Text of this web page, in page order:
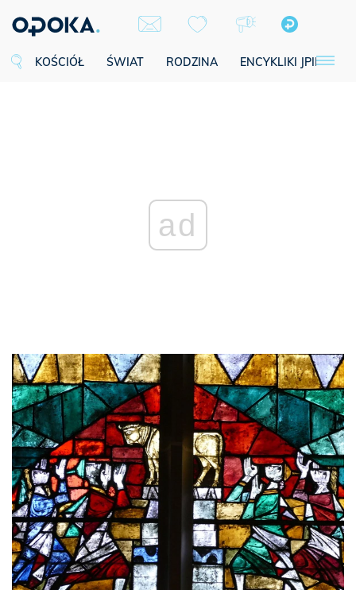
KOŚCIÓŁ ŚWIAT RODZINA ENCYKLIKI JPII
ad